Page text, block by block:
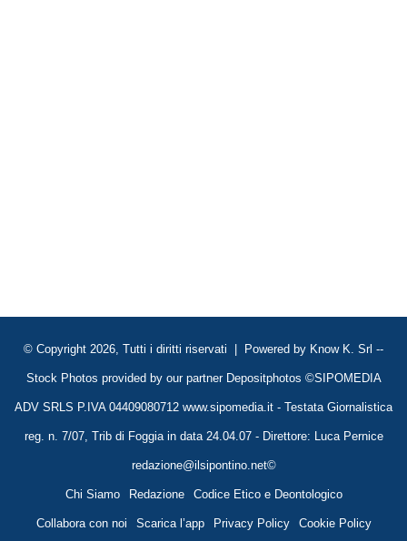
© Copyright 2026, Tutti i diritti riservati | Powered by Know K. Srl --
Stock Photos provided by our partner Depositphotos ©SIPOMEDIA
ADV SRLS P.IVA 04409080712 www.sipomedia.it - Testata Giornalistica
reg. n. 7/07, Trib di Foggia in data 24.04.07 - Direttore: Luca Pernice
redazione@ilsipontino.net©
Chi Siamo Redazione Codice Etico e Deontologico
Collabora con noi Scarica l’app Privacy Policy Cookie Policy